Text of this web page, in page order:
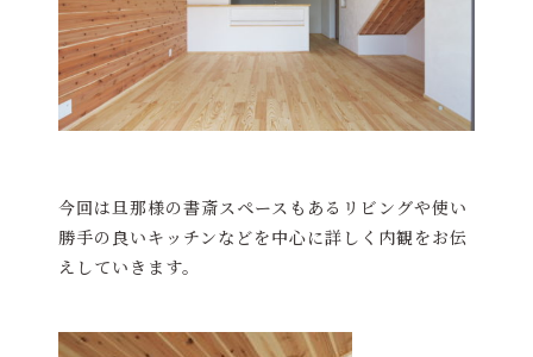
今回は旦那様の書斎スペースもあるリビングや使い
勝手の良いキッチンなどを中心に詳しく内観をお伝
えしていきます。